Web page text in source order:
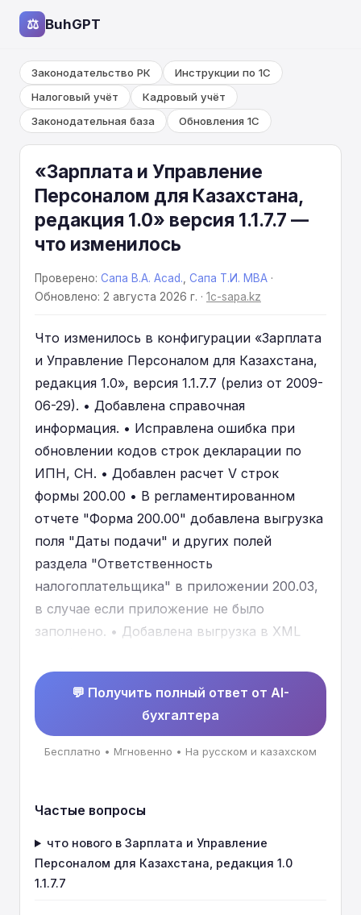
⚖ BuhGPT
Законодательство РК
Инструкции по 1С
Налоговый учёт
Кадровый учёт
Законодательная база
Обновления 1С
«Зарплата и Управление
Персоналом для Казахстана,
редакция 1.0» версия 1.1.7.7 —
что изменилось
Проверено: Сапа В.А. Acad. Сапа Т.И. MBA ·
Обновлено: 2 августа 2026 г. · 1c-sapa.kz
Что изменилось в конфигурации «Зарплата
и Управление Персоналом для Казахстана,
редакция 1.0», версия 1.1.7.7 (релиз от 2009-
06-29). • Добавлена справочная
информация. • Исправлена ошибка при
обновлении кодов строк декларации по
ИПН, СН. • Добавлен расчет V строк
формы 200.00 • В регламентированном
отчете "Форма 200.00" добавлена выгрузка
поля "Даты подачи" и других полей
раздела "Ответственность
налогоплательщика" в приложении 200.03,
в случае если приложение не было
заполнено. • Добавлена выгрузка в XML
выгрузка в XML полей с лидирующими
нулями в форме 910.00. • При открытии
существующего Казахстанского адреса в
контактной информации устанавливался
обработки выгрузки данных из
конфигурации ЗУП для Казахстана в
Бухгалтерию для Казахстана возникала
ошибка. • Изменена выгрузка
💬 Получить полный ответ от AI-
бухгалтера
Бесплатно • Мгновенно • На русском и казахском
Частые вопросы
что нового в Зарплата и Управление
Персоналом для Казахстана, редакция 1.0
1.1.7.7